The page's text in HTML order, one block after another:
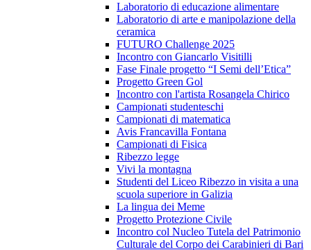
Laboratorio di educazione alimentare
Laboratorio di arte e manipolazione della
ceramica
FUTURO Challenge 2025
Incontro con Giancarlo Visitilli
Fase Finale progetto “I Semi dell’Etica”
Progetto Green Gol
Incontro con l'artista Rosangela Chirico
Campionati studenteschi
Campionati di matematica
Avis Francavilla Fontana
Campionati di Fisica
Ribezzo legge
Vivi la montagna
Studenti del Liceo Ribezzo in visita a una
scuola superiore in Galizia
La lingua dei Meme
Progetto Protezione Civile
Incontro col Nucleo Tutela del Patrimonio
Culturale del Corpo dei Carabinieri di Bari